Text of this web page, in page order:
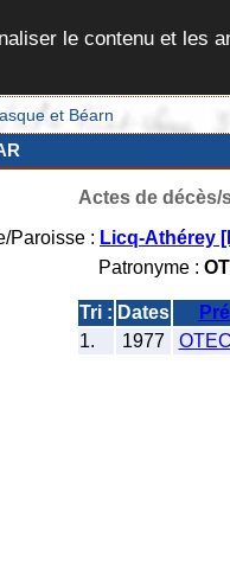
le contenu et les
et Béarn
Actes de décès/
Paroisse : Licq-Athérey
Patronyme :
Tri : Dates
1.
1977